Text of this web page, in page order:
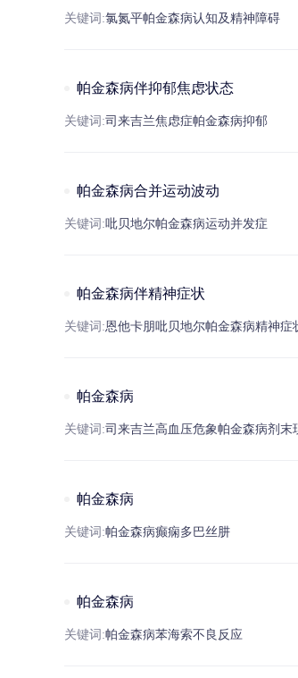
关键词:氯氮平帕金森病认知及精神障碍
帕金森病伴抑郁焦虑状态
关键词:司来吉兰焦虑症帕金森病抑郁
帕金森病合并运动波动
关键词:吡贝地尔帕金森病运动并发症
帕金森病伴精神症状
关键词:恩他卡朋吡贝地尔帕金森病精神症
帕金森病
关键词:司来吉兰高血压危象帕金森病剂末
帕金森病
关键词:帕金森病癫痫多巴丝肼
帕金森病
关键词:帕金森病苯海索不良反应